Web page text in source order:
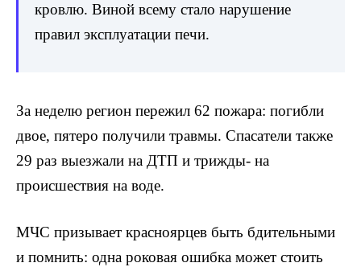
кровлю. Виной всему стало нарушение
правил эксплуатации печи.
За неделю регион пережил 62 пожара: погибли
двое, пятеро получили травмы. Спасатели также
29 раз выезжали на ДТП и трижды- на
происшествия на воде.
МЧС призывает красноярцев быть бдительными
и помнить: одна роковая ошибка может стоить